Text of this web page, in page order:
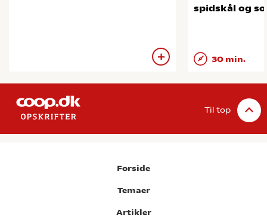
spidskål og
30 min.
Til top
Forside
Temaer
Artikler